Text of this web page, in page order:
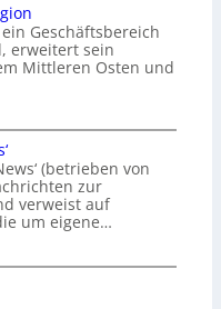
Geschäftsbereich
erweitert sein
Mittleren Osten und
(betrieben von
zur
verweist auf
um eigene…